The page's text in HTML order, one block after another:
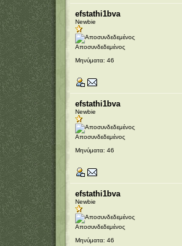
efstathi1bva
Newbie
Αποσυνδεδεμένος
Μηνύματα: 46
efstathi1bva
Newbie
Αποσυνδεδεμένος
Μηνύματα: 46
efstathi1bva
Newbie
Αποσυνδεδεμένος
Μηνύματα: 46